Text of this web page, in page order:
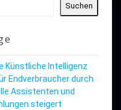
Suchen
Künstliche Intelligenz
Endverbraucher durch
Assistenten und
steigert